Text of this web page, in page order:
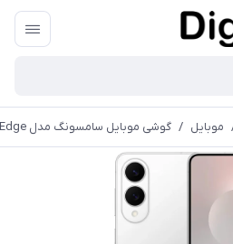
موبایل / گوشی موبایل سامسونگ مدل Galaxy S25 Edge دو سیم کارت ظرفیت 256 گیگابایت و رم 12 گیگابایت - ویتنام